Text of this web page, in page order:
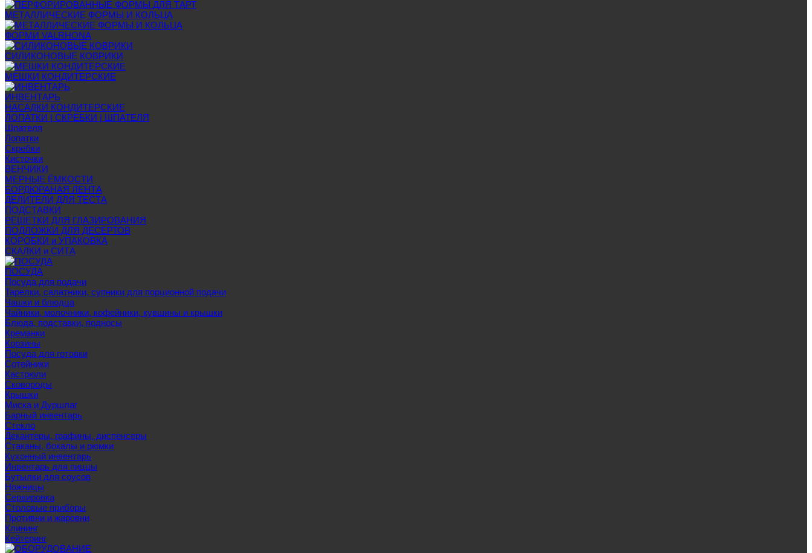
МЕТАЛЛИЧЕСКИЕ ФОРМЫ И КОЛЬЦА
ФОРМИ VALRHONA
СИЛИКОНОВЫЕ КОВРИКИ
МЕШКИ КОНДИТЕРСКИЕ
ИНВЕНТАРЬ
НАСАДКИ КОНДИТЕРСКИЕ
ЛОПАТКИ | СКРЕБКИ | ШПАТЕЛЯ
Шпателя
Лопатки
Скребки
Кисточки
ВЕНЧИКИ
МЕРНЫЕ ЁМКОСТИ
БОРДЮРАНАЯ ЛЕНТА
ДЕЛИТЕЛИ ДЛЯ ТЕСТА
ПОДСТАВКИ
РЕШЕТКИ ДЛЯ ГЛАЗИРОВАНИЯ
ПОДЛОЖКИ ДЛЯ ДЕСЕРТОВ
КОРОБКИ и УПАКОВКА
СКАЛКИ и СИТА
ПОСУДА
Посуда для подачи
Тарелки, салатники, супники для порционной подачи
Чашки и блюдца
Чайники, молочники, кофейники, кувшины и крышки
Блюда, подставки, подносы
Креманки
Корзины
Посуда для готовки
Сотейники
Кастрюли
Сковороды
Крышки
Миска и Дуршлаг
Барный инвентарь
Стекло
Декантеры, графины, диспенсеры
Стаканы, бокалы и рюмки
Кухонный инвентарь
Инвентарь для пиццы
Бутылки для соусов
Ножницы
Сервировка
Столовые приборы
Противни и жаровни
Клининг
Кейтеринг